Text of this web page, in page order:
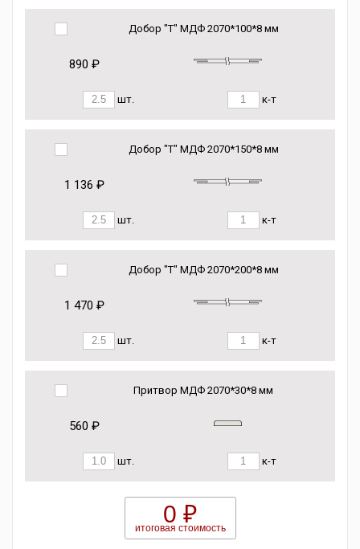
Добор "Т" МДФ 2070*100*8 мм
890 ₽
шт. к-т
Добор "Т" МДФ 2070*150*8 мм
1 136 ₽
шт. к-т
Добор "Т" МДФ 2070*200*8 мм
1 470 ₽
шт. к-т
Притвор МДФ 2070*30*8 мм
560 ₽
шт. к-т
0 ₽
итоговая стоимость